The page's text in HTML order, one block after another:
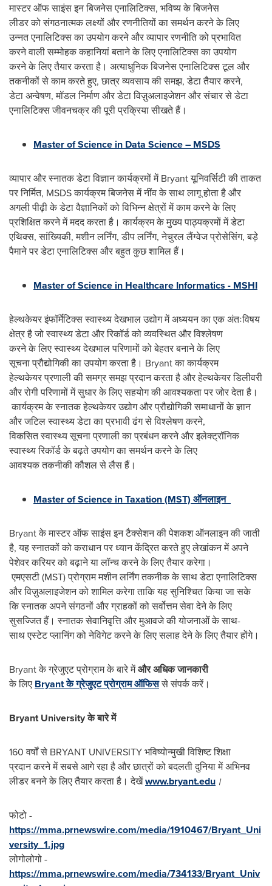
मास्टर ऑफ साइंस इन बिजनेस एनालिटिक्स, भविष्य के बिजनेस
लीडर को संगठनात्मक लक्ष्यों और रणनीतियों का समर्थन करने के लिए
उन्नत एनालिटिक्स का उपयोग करने और व्यापार रणनीति को प्रभावित
करने वाली सम्मोहक कहानियां बताने के लिए एनालिटिक्स का उपयोग
करने के लिए तैयार करता है। अत्याधुनिक बिजनेस एनालिटिक्स टूल और
तकनीकों से काम करते हुए, छात्र व्यवसाय की समझ, डेटा तैयार करने,
डेटा अन्वेषण, मॉडल निर्माण और डेटा विज़ुअलाइजेशन और संचार से डेटा
एनालिटिक्स जीवनचक्र की पूरी प्रक्रिया सीखते हैं।
Master of Science in Data Science – MSDS
व्यापार और स्नातक डेटा विज्ञान कार्यक्रमों में Bryant यून‍िवर्सिटी की ताकत
पर न‍िर्मित, MSDS कार्यक्रम बिजनेस में नींव के साथ लागू होता है और
अगली पीढ़ी के डेटा वैज्ञानिकों को विभिन्न क्षेत्रों में काम करने के लिए
प्रशिक्षित करने में मदद करता है। कार्यक्रम के मुख्य पाठ्यक्रमों में डेटा
एथिक्‍स, सांख्यिकी, मशीन लर्निंग, डीप लर्निंग, नेचुरल लैंग्‍वेज प्रोसेस‍िंग, बड़े
पैमाने पर डेटा एनालिटिक्स और बहुत कुछ शामिल हैं।
Master of Science in Healthcare Informatics - MSHI
हेल्थकेयर इंफॉर्मेटिक्स स्वास्थ्य देखभाल उद्योग में अध्ययन का एक अंतःविषय
क्षेत्र है जो स्वास्थ्य डेटा और रिकॉर्ड को व्यवस्थित और विश्लेषण
करने के लिए स्वास्थ्य देखभाल परिणामों को बेहतर बनाने के लिए
सूचना प्रौद्योगिकी का उपयोग करता है। Bryant का कार्यक्रम
हेल्‍थकेयर प्रणाली की समग्र समझ प्रदान करता है और हेल्‍थकेयर ड‍िलीवरी
और रोगी परिणामों में सुधार के लिए सहयोग की आवश्यकता पर जोर देता है।
कार्यक्रम के स्नातक हेल्‍थकेयर उद्योग और प्रौद्योगिकी समाधानों के ज्ञान
और जटिल स्वास्थ्य डेटा का प्रभावी ढंग से विश्लेषण करने,
विकसित स्वास्थ्य सूचना प्रणाली का प्रबंधन करने और इलेक्ट्रॉनिक
स्वास्थ्य रिकॉर्ड के बढ़ते उपयोग का समर्थन करने के लिए
आवश्यक तकनीकी कौशल से लैस हैं।
Master of Science in Taxation (MST) ऑनलाइन
Bryant के मास्टर ऑफ साइंस इन टैक्‍सेशन की पेशकश ऑनलाइन की जाती
है, यह स्नातकों को कराधान पर ध्‍यान केंद्र‍ित करते हुए लेखांकन में अपने
पेशेवर करियर को बढ़ाने या लॉन्च करने के लिए तैयार करेगा।
एमएसटी (MST) प्रोग्राम मशीन लर्निंग तकनीक के साथ डेटा एनालिटिक्स
और विज़ुअलाइजेशन को शामिल करेगा ताकि यह सुनिश्चित किया जा सके
कि स्नातक अपने संगठनों और ग्राहकों को सर्वोत्तम सेवा देने के लिए
सुसज्जित हैं। स्नातक सेवानिवृत्ति और मुआवजे की योजनाओं के साथ-
साथ एस्‍टेट प्‍लान‍िंग को नेविगेट करने के लिए सलाह देने के लिए तैयार होंगे।
Bryant के ग्रेजुएट प्रोग्राम के बारे मेंऔरअधिकजानकारी
के ल‍िए Bryant के ग्रेजुएट प्रोग्राम ऑफ‍िससे संपर्क करें।
Bryant Universityकेबारेमें
160 वर्षों से BRYANT UNIVERSITY भविष्‍याेन्‍मुखी विशिष्‍ट शिक्षा
प्रदान करने में सबसे आगे रहा है और छात्रों को बदलती दुनिया में अभिनव
लीडर बनने के लिए तैयार करता है। देखेंwww.bryant.edu ।
फोटो -
https://mma.prnewswire.com/media/1910467/Bryant_Uni
versity_1.jpg
लोगोलोगो -
https://mma.prnewswire.com/media/734133/Bryant_Univ